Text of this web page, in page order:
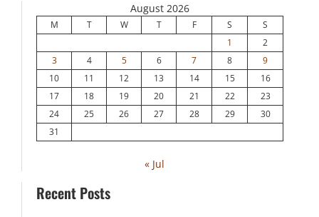
August 2026
M T W T F S
S
1
2
3
4 5 6 7 8
9
10
11 12 13 14 15
16
17
18 19 20 21 22
23
24
25 26 27 28 29
30
31
« Jul
Recent Posts